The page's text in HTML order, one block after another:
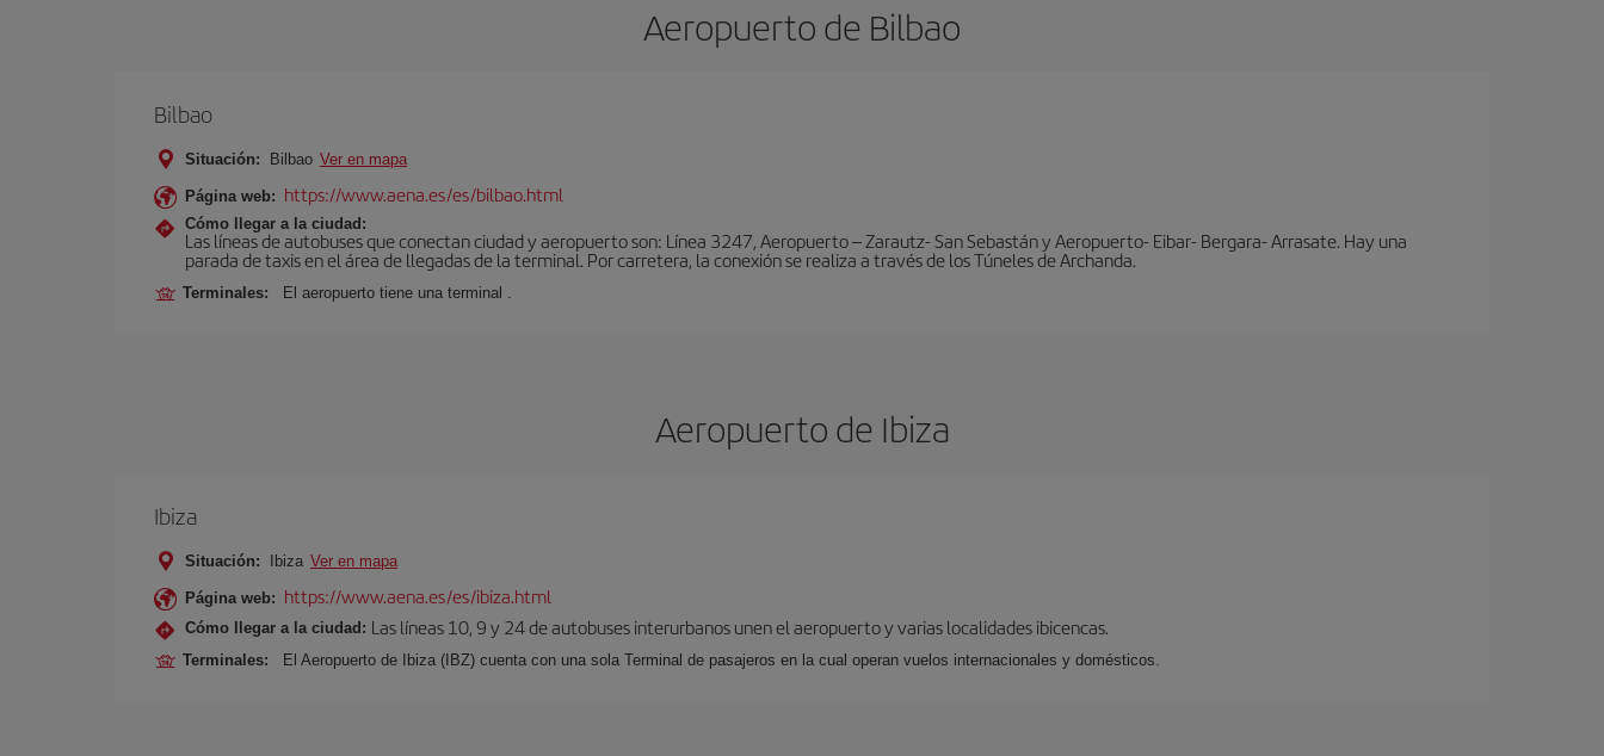
Aeropuerto de Bilbao
Bilbao
Situación: Bilbao Ver en mapa
Página web: https://www.aena.es/es/bilbao.html
Cómo llegar a la ciudad:
Las líneas de autobuses que conectan ciudad y aeropuerto son: Línea 3247, Aeropuerto – Zarautz- San Sebastán y Aeropuerto- Eibar- Bergara- Arrasate. Hay una
parada de taxis en el área de llegadas de la terminal. Por carretera, la conexión se realiza a través de los Túneles de Archanda.
Terminales: El aeropuerto tiene una terminal .
Aeropuerto de Ibiza
Ibiza
Situación: Ibiza Ver en mapa
Página web: https://www.aena.es/es/ibiza.html
Cómo llegar a la ciudad: Las líneas 10, 9 y 24 de autobuses interurbanos unen el aeropuerto y varias localidades ibicencas.
Terminales: El Aeropuerto de Ibiza (IBZ) cuenta con una sola Terminal de pasajeros en la cual operan vuelos internacionales y domésticos.